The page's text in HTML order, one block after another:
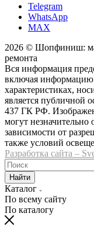
Telegram
WhatsApp
MAX
2026 © Шопфиниш:
ремонта
Вся информация
включая информацию
характеристиках,
является публичной
437 ГК РФ.
могут незначительно
зависимости от
также условий
Разработка сайта –
Найти
Каталог
По всему сайту
По каталогу